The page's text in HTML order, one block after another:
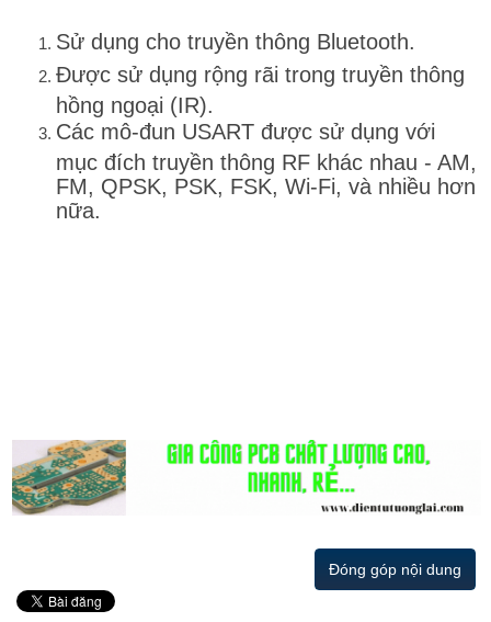
Sử dụng cho truyền thông Bluetooth.
Được sử dụng rộng rãi trong truyền thông
hồng ngoại (IR).
Các mô-đun USART được sử dụng với
mục đích truyền thông RF khác nhau - AM,
FM, QPSK, PSK, FSK, Wi-Fi, và nhiều hơn
nữa.
Đóng góp nội dung